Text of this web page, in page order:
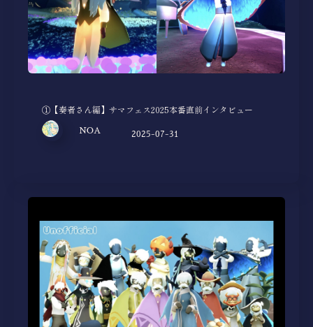
①【奏者さん編】サマフェス2025本番直前インタビュー
NOA 2025-07-31